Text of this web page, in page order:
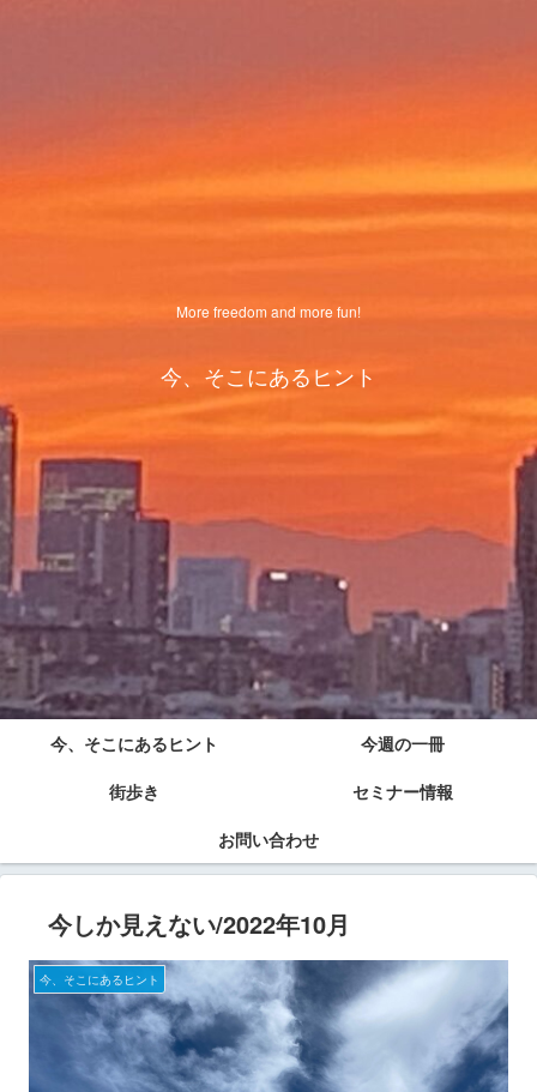
More freedom and more fun!
今、そこにあるヒント
今、そこにあるヒント
今週の一冊
街歩き
セミナー情報
お問い合わせ
今しか見えない/2022年10月
今、そこにあるヒント